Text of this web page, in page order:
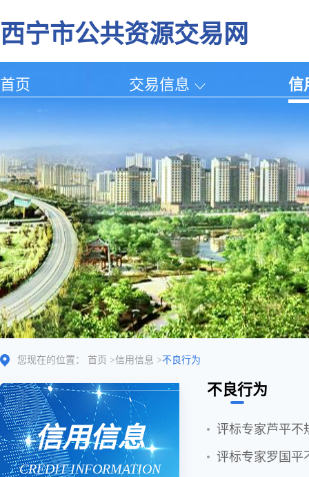
西宁市公共资源交易网
首页 交易信息 信
您现在的位置： 首页 >信用信息 >不良行为
信用信息
CREDIT INFORMATION
不良行为
评标专家芦平不
评标专家罗国平